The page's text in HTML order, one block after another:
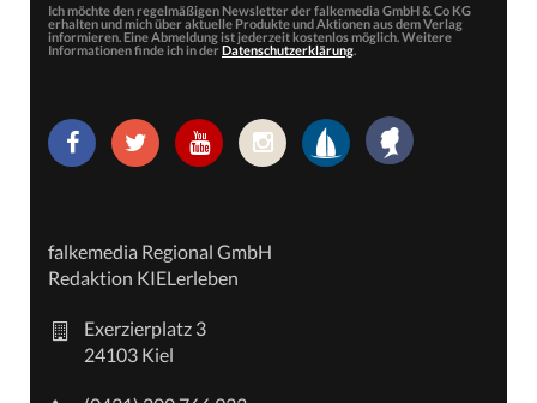
Ich möchte den regelmäßigen Newsletter der falkemedia GmbH & Co KG
erhalten und mich über aktuelle Produkte und Aktionen aus dem Verlag
informieren. Eine Abmeldung ist jederzeit kostenlos möglich. Weitere
Informationen finde ich in der Datenschutzerklärung.
falkemedia Regional GmbH
Redaktion KIELerleben
Exerzierplatz 3
24103 Kiel